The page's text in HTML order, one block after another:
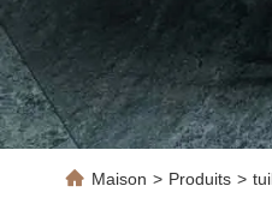
Maison > Produits >